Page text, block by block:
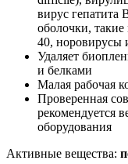
вирус гепатита
оболочки,
40, норовирусы
Удаляет
и белками
Малая рабочая
Проверенная
рекомендуется
оборудования
Активные вещества: